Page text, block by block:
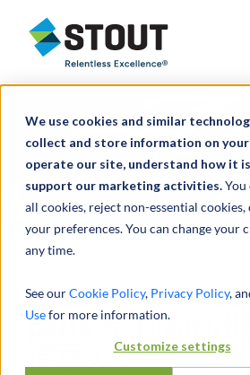
We use cookies and similar
collect and store information on
operate our site, understand how it
support our marketing activities.You
all cookies, reject non-essential cookies,
your preferences. You can change your
any time.
See ourCookie Policy, Privacy Policy,
Usefor more information.
Customize settings
Stout Relentless Excellence
就 automotive
parts 经销商的出